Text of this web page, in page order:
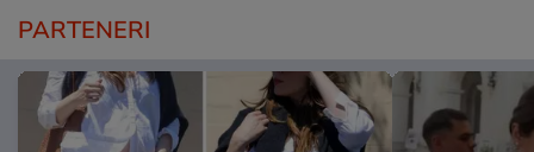
PARTENERI